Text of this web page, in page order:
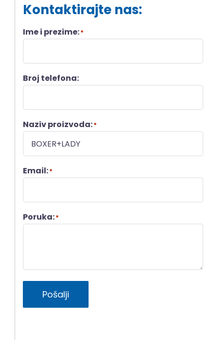
Kontaktirajte nas:
Ime i prezime:*
Broj telefona:
Naziv proizvoda:*
Email:*
Poruka:*
Pošalji